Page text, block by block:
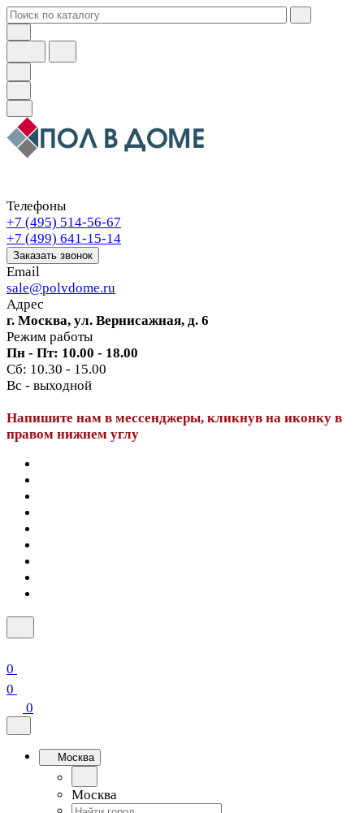
Телефоны
+7 (495) 514-56-67
+7 (499) 641-15-14
Заказать звонок
Email
sale@polvdome.ru
Адрес
г. Москва, ул. Вернисажная, д. 6
Режим работы
Пн - Пт: 10.00 - 18.00
Сб: 10.30 - 15.00
Вс - выходной
Напишите нам в мессенджеры, кликнув на иконку в
правом нижнем углу
0
0
0
Москва
Москва